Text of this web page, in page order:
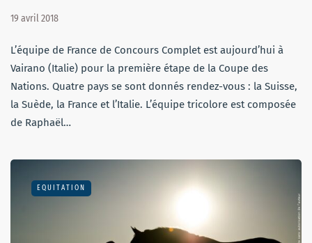
19 avril 2018
L’équipe de France de Concours Complet est aujourd’hui à
Vairano (Italie) pour la première étape de la Coupe des
Nations. Quatre pays se sont donnés rendez-vous : la Suisse,
la Suède, la France et l’Italie. L’équipe tricolore est composée
de Raphaël…
EQUITATION